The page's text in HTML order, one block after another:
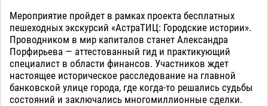
Мероприятие пройдет в рамках проекта бесплатных
пешеходных экскурсий «АстраТИЦ: Городские истории».
Проводником в мир капиталов станет Александра
Порфирьева — аттестованный гид и практикующий
специалист в области финансов. Участников ждет
настоящее историческое расследование на главной
банковской улице города, где когда-то решались судьбы
состояний и заключались многомиллионные сделки.